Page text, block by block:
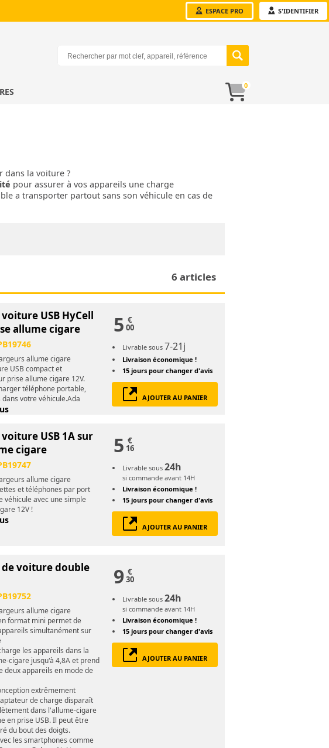
ESPACE PRO S'IDENTIFIER
0
dans la voiture ?
pour assurer à vos appareils une charge
a transporter partout sans son véhicule en cas de
6 articles
USB HyCell
allume cigare
allume cigare
USB compact et
prise allume cigare 12V.
téléphone portable,
votre véhicule.Ada
5 €
00
Livrable sous 7-21j
Livraison économique !
15 jours pour changer d'avis
AJOUTER AU PANIER
USB 1A sur
cigare
allume cigare
et téléphones par port
véhicule avec une simple
12V !
5 €
16
Livrable sous 24h
si commande avant 14H
Livraison économique !
15 jours pour changer d'avis
AJOUTER AU PANIER
voiture double
allume cigare
format mini permet de
simultanément sur
les appareils dans la
cigare jusqu'à 4,8A et prend
deux appareils en mode de
extrêmement
de charge disparaît
dans l'allume-cigare
en prise USB. Il peut être
du bout des doigts.
les smartphones comme
9 €
30
Livrable sous 24h
si commande avant 14H
Livraison économique !
15 jours pour changer d'avis
AJOUTER AU PANIER